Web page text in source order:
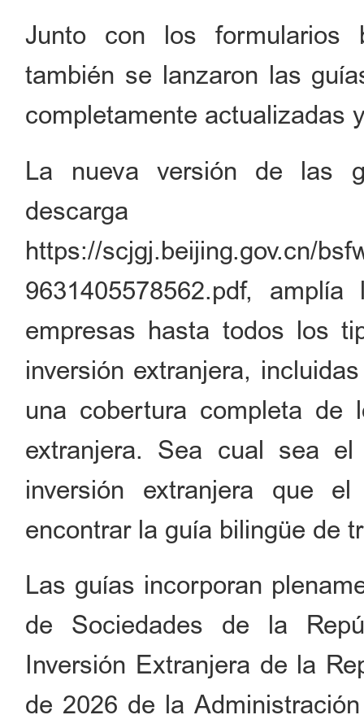
Junto con los formularios
también se lanzaron las
completamente actualizadas
La nueva versión de las
https://scjgj.beijing.gov.cn/
9631405578562.pdf,
empresas hasta todos los
inversión extranjera,
una cobertura completa de
extranjera. Sea cual sea
inversión extranjera que
encontrar la guía bilingüe de
Las guías incorporan
de Sociedades de la
Inversión Extranjera de la
de 2026 de la